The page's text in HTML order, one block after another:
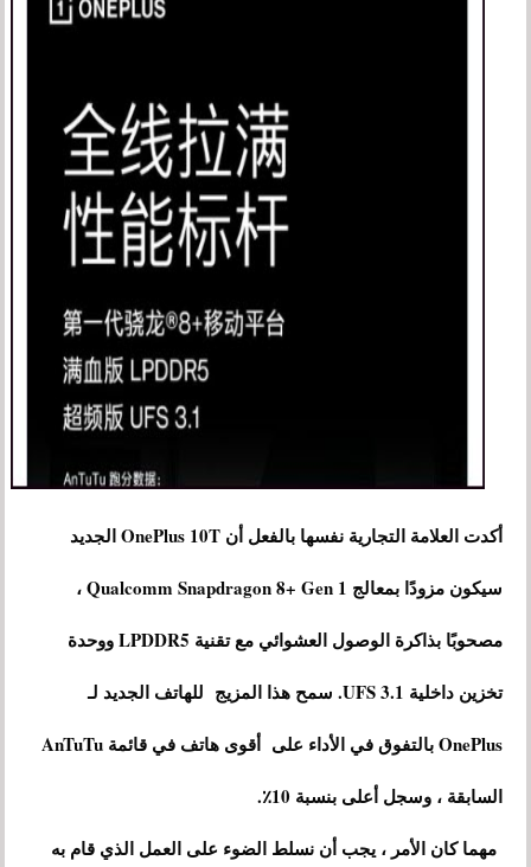
أكدت العلامة التجارية نفسها بالفعل أن OnePlus 10T الجديد
سيكون مزودًا بمعالج Qualcomm Snapdragon 8+ Gen 1 ،
مصحوبًا بذاكرة الوصول العشوائي مع تقنية LPDDR5 ووحدة
تخزين داخلية UFS 3.1. سمح هذا المزيج للهاتف الجديد لـ
OnePlus بالتفوق في الأداء على أقوى هاتف في قائمة AnTuTu
السابقة ، وسجل أعلى بنسبة 10٪.
مهما كان الأمر ، يجب أن نسلط الضوء على العمل الذي قام به